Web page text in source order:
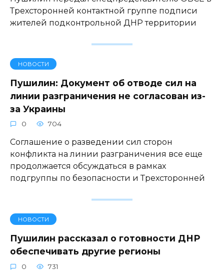
Трехсторонней контактной группе подписи
жителей подконтрольной ДНР территории
НОВОСТИ
Пушилин: Документ об отводе сил на
линии разграничения не согласован из-
за Украины
0 704
Соглашение о разведении сил сторон
конфликта на линии разграничения все еще
продолжается обсуждаться в рамках
подгруппы по безопасности и Трехсторонней
НОВОСТИ
Пушилин рассказал о готовности ДНР
обеспечивать другие регионы
0 731